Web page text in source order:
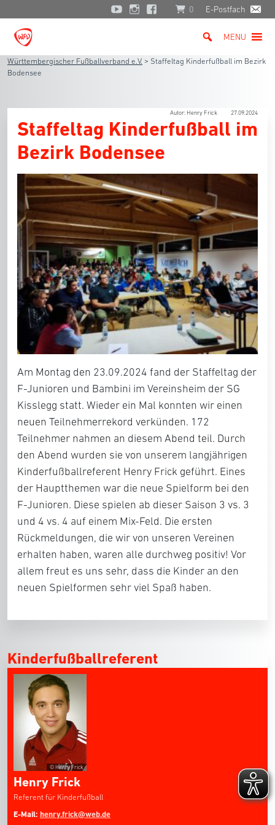
0 E-Postfach
MENU
Württembergischer Fußballverband e.V. > Staffeltag Kinderfußball im Bezirk
Bodensee
Autor: Henry Frick 27.09.2024
Staffeltag Kinderfußball im
Bezirk Bodensee
Am Montag den 23.09.2024 fand der Staffeltag der
F-Junioren und Bambini im Vereinsheim der SG
Kisslegg statt. Wieder ein Mal konnten wir einen
neuen Teilnehmerrekord verkünden. 172
Teilnehmer nahmen an diesem Abend teil. Durch
den Abend wurden sie von unserem langjährigen
Kinderfußballreferent Henry Frick geführt. Eines
der Hauptthemen war die neue Spielform bei den
F-Junioren. Diese spielen ab dieser Saison 3 vs. 3
und 4 vs. 4 auf einem Mix-Feld. Die ersten
Rückmeldungen, die wir von unseren Vereinen
erhalten haben, waren alle durchweg positiv! Vor
allem freut es uns sehr, dass die Kinder an den
neuen Spielformen sehr viel Spaß haben.
Kinderfußballreferent
© Henry Frick
Henry Frick
Referent für Kinderfußball
E-Mail: henry.frick@web.de